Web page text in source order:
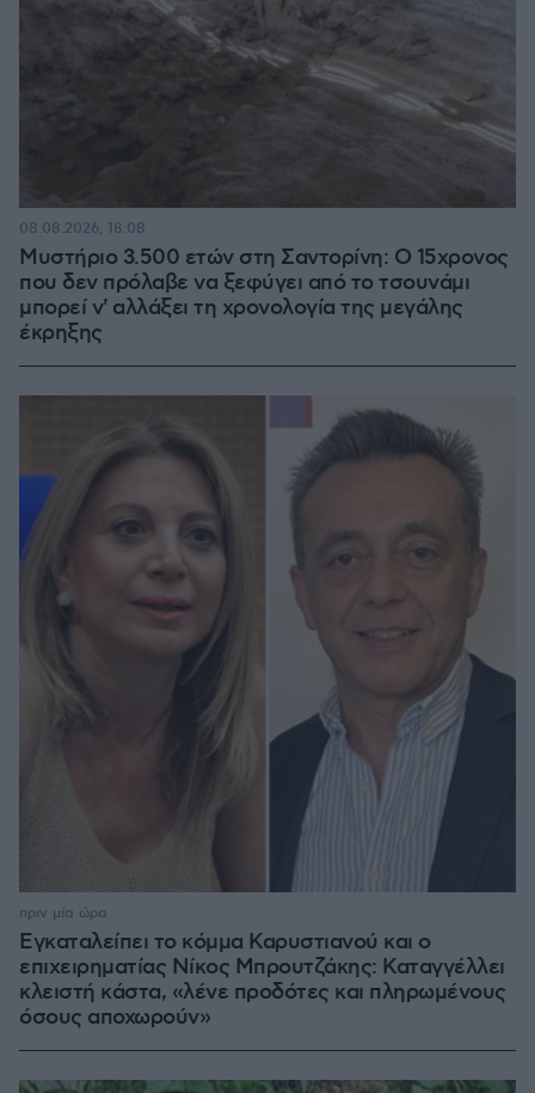
Μυστήριο 3.500 ετών στη Σαντορίνη: Ο 15χρονος
που δεν πρόλαβε να ξεφύγει από το τσουνάμι
μπορεί ν' αλλάξει τη χρονολογία της μεγάλης
έκρηξης
08.08.2026, 18:08
Εγκαταλείπει το κόμμα Καρυστιανού και ο
επιχειρηματίας Νίκος Μπρουτζάκης: Καταγγέλλει
κλειστή κάστα, «λένε προδότες και πληρωμένους
όσους αποχωρούν»
πριν μία ώρα